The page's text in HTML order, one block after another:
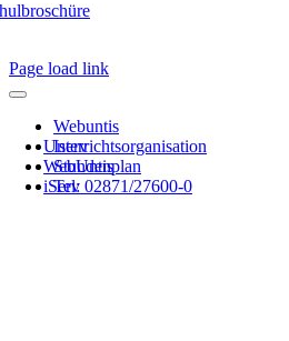
Page load link
Unterrichtsorganisation
WebUntis
iServ
Webuntis
Iserv
Stundenplan
Tel: 02871/27600-0